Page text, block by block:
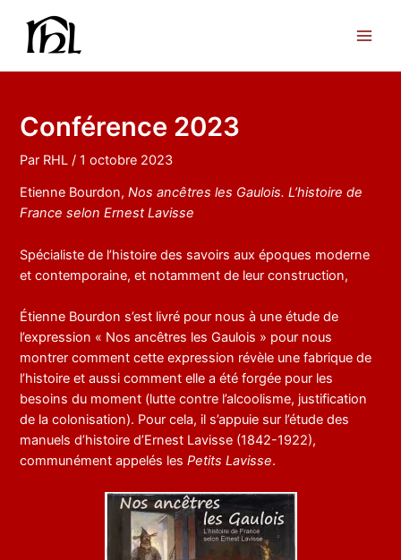
contenu
Conférence 2023
Par RHL/1 octobre 2023
Etienne Bourdon,Nos ancêtres les Gaulois. L’histoire de
France selon Ernest Lavisse
Spécialiste de l’histoire des savoirs aux époques moderne
et contemporaine, et notamment de leur construction,
Étienne Bourdon s’est livré pour nous à une étude de
l’expression « Nos ancêtres les Gaulois » pour nous
montrer comment cette expression révèle une fabrique de
l’histoire et aussi comment elle a été forgée pour les
besoins du moment (lutte contre l’alcoolisme, justification
de la colonisation). Pour cela, il s’appuie sur l’étude des
manuels d’histoire d’Ernest Lavisse (1842-1922),
communément appelés lesPetits Lavisse.